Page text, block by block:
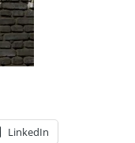
LinkedIn